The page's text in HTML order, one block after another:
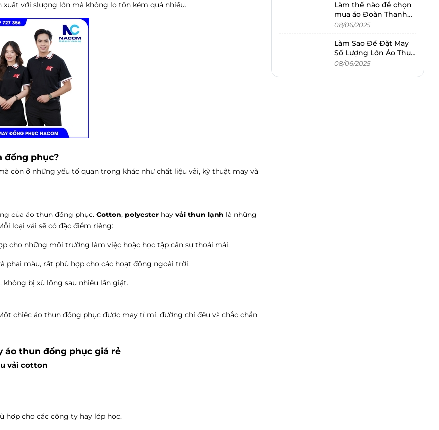
xuất với slượng lớn mà không lo tốn kém quá nhiều.
đồng phục?
còn ở những yếu tố quan trọng khác như chất liệu vải, kỹ thuật may và
của áo thun đồng phục. Cotton, polyester hay vải thun lạnh là những
loại vải sẽ có đặc điểm riêng:
cho những môi trường làm việc hoặc học tập cần sự thoải mái.
phai màu, rất phù hợp cho các hoạt động ngoài trời.
bị xù lông sau nhiều lần giặt.
chiếc áo thun đồng phục được may tỉ mỉ, đường chỉ đều và chắc chắn
áo thun đồng phục giá rẻ
vải cotton
hợp cho các công ty hay lớp học.
Làm thế nào để chọn
mua áo Đoàn Thanh
Niên Nữ đẹp
08/06/2025
Làm Sao Để Đặt May
Số Lượng Lớn Áo Thun
Đồng Phục Giá Rẻ Mà
08/06/2025